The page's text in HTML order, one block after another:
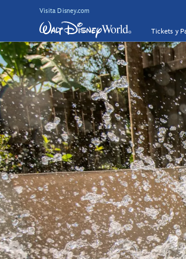
Visita Disney.com
Tickets y